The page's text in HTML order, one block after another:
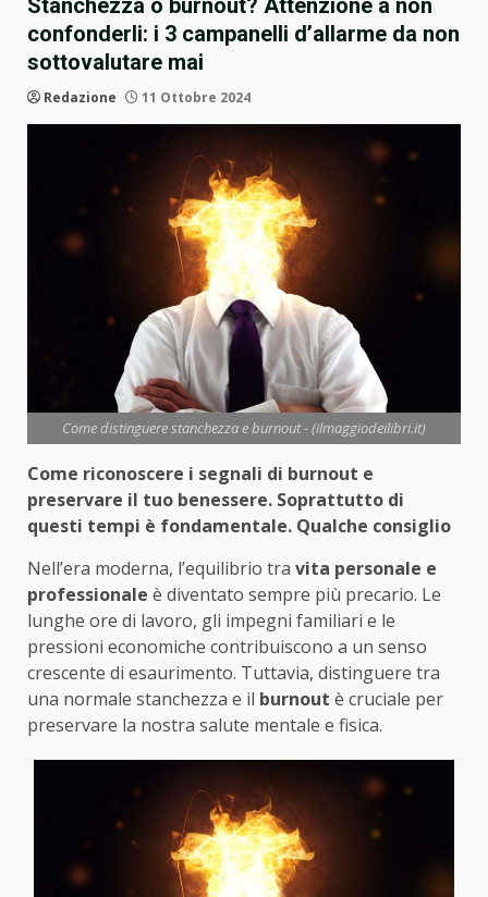
Stanchezza o burnout? Attenzione a non
confonderli: i 3 campanelli d’allarme da non
sottovalutare mai
Redazione 11 Ottobre 2024
Come distinguere stanchezza e burnout - (ilmaggiodeilibri.it)
Come riconoscere i segnali di burnout e
preservare il tuo benessere. Soprattutto di
questi tempi è fondamentale. Qualche consiglio
Nell’era moderna, l’equilibrio tra vita personale e
professionale è diventato sempre più precario. Le
lunghe ore di lavoro, gli impegni familiari e le
pressioni economiche contribuiscono a un senso
crescente di esaurimento. Tuttavia, distinguere tra
una normale stanchezza e il burnout è cruciale per
preservare la nostra salute mentale e fisica.